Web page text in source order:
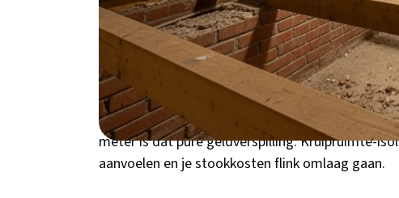
Woon je in een jaren '30 woning in de Goffert,
woning in het Oude Nijmegen? Dan heb je
Nijmeegse woningen uit die periode hebben
laten ontsnappen. Door de ligging in de
probleem van koude kruipruimtes nog
verwarmen in plaats van je woonkamer! Met de
meter is dat pure geldverspilling. Kruipruimte-
aanvoelen en je stookkosten flink omlaag gaan.